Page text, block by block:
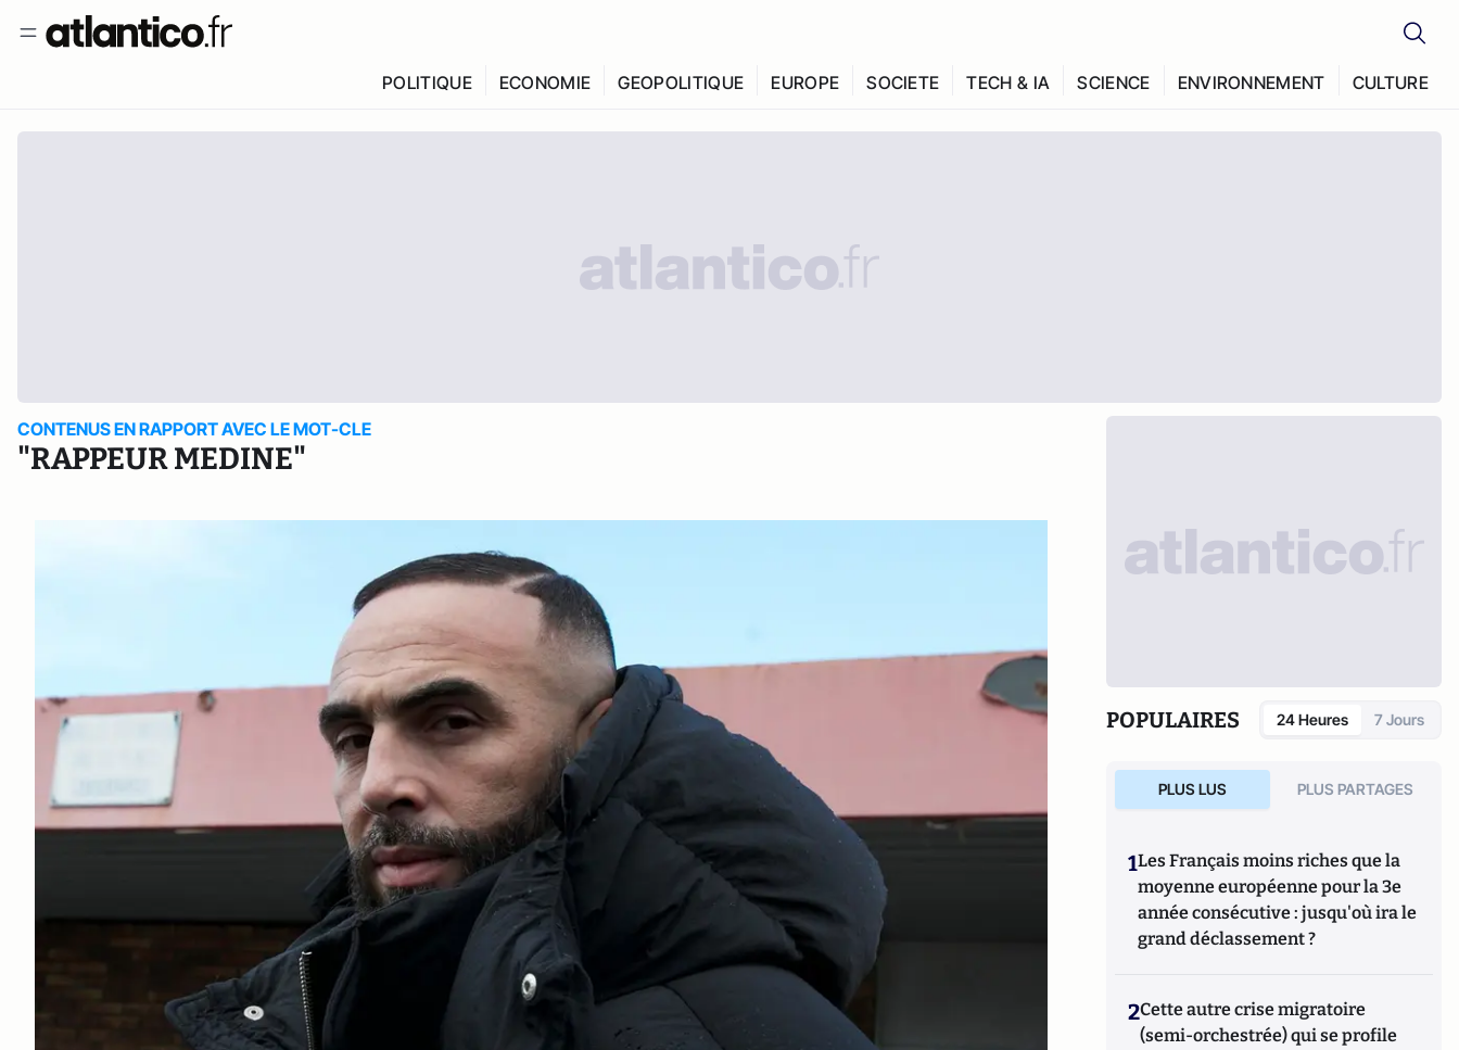
POLITIQUE ECONOMIE GEOPOLITIQUE EUROPE SOCIETE TECH & IA SCIENCE ENVIRONNEMENT CULTURE
CONTENUS EN RAPPORT AVEC LE MOT-CLE
"RAPPEUR MEDINE"
POPULAIRES 24 Heures 7 Jours
PLUS LUS PLUS PARTAGES
1Les Français moins riches que la
moyenne européenne pour la 3e
année consécutive : jusqu'où ira le
grand déclassement ?
2Cette autre crise migratoire
(semi-orchestrée) qui se profile